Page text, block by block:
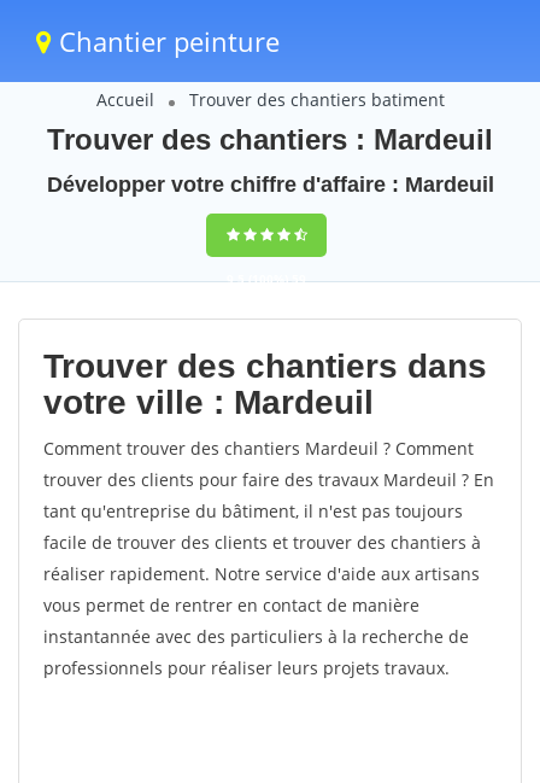
Chantier peinture
Accueil Trouver des chantiers batiment
Trouver des chantiers : Mardeuil
Développer votre chiffre d'affaire : Mardeuil
9,5(100%)59
votes
Trouver des chantiers dans
votre ville : Mardeuil
Comment trouver des chantiers Mardeuil ? Comment
trouver des clients pour faire des travaux Mardeuil ? En
tant qu'entreprise du bâtiment, il n'est pas toujours
facile de trouver des clients et trouver des chantiers à
réaliser rapidement. Notre service d'aide aux artisans
vous permet de rentrer en contact de manière
instantannée avec des particuliers à la recherche de
professionnels pour réaliser leurs projets travaux.